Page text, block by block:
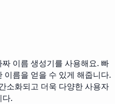
이름 생성기를 사용해요. 빠
이름을 얻을 수 있게 해줍니다.
소화되고 더욱 다양한 사용자
다.